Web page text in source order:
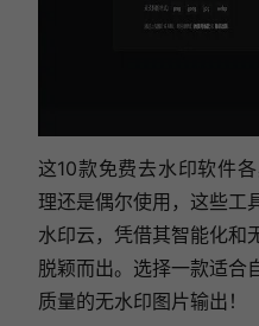
这10款免费去水印软件
理还是偶尔使用，这些工
水印云，凭借其智能化和
脱颖而出。选择一款适合
质量的无水印图片输出！